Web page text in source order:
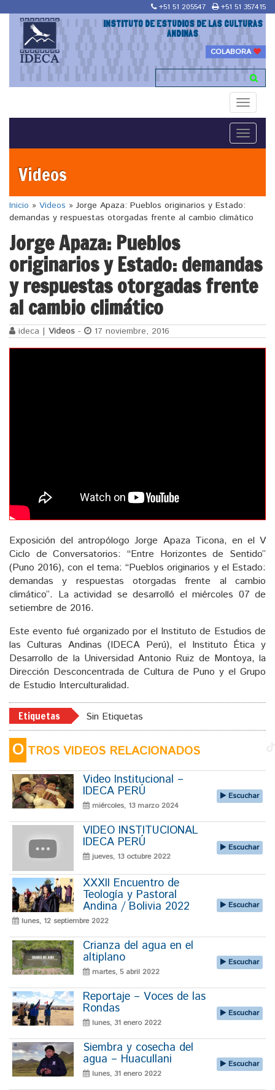
+51 51 205547 +51 51 357415
INSTITUTO DE ESTUDIOS DE LAS CULTURAS
ANDINAS
COLABORA
Toggle
Toggle
Videos
Inicio » Videos » Jorge Apaza: Pueblos originarios y Estado:
demandas y respuestas otorgadas frente al cambio climático
Jorge Apaza: Pueblos
originarios y Estado: demandas
y respuestas otorgadas frente
al cambio climático
ideca | Videos - 17 noviembre, 2016
Exposición del antropólogo Jorge Apaza Ticona, en el V
Ciclo de Conversatorios: “Entre Horizontes de Sentido”
(Puno 2016), con el tema: “Pueblos originarios y el Estado:
demandas y respuestas otorgadas frente al cambio
climático”. La actividad se desarrolló el miércoles 07 de
setiembre de 2016.
Este evento fué organizado por el Instituto de Estudios de
las Culturas Andinas (IDECA Perú), el Instituto Ética y
Desarrollo de la Universidad Antonio Ruiz de Montoya, la
Dirección Desconcentrada de Cultura de Puno y el Grupo
de Estudio Interculturalidad.
Etiquetas Sin Etiquetas
O TROS VIDEOS RELACIONADOS
Video Institucional –
IDECA PERÚ
miércoles, 13 marzo 2024
Escuchar
VIDEO INSTITUCIONAL
IDECA PERÚ
jueves, 13 octubre 2022
Escuchar
XXXII Encuentro de
Teología y Pastoral
Andina / Bolivia 2022
lunes, 12 septiembre 2022
Escuchar
Crianza del agua en el
altiplano
martes, 5 abril 2022
Escuchar
Reportaje – Voces de las
Rondas
lunes, 31 enero 2022
Escuchar
Siembra y cosecha del
agua – Huacullani
lunes, 31 enero 2022
Escuchar